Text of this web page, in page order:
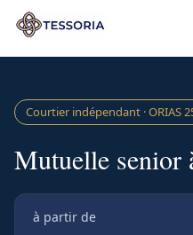
Aller au contenu principal
Courtier indépendant · ORIAS
Mutuelle senior
à partir de